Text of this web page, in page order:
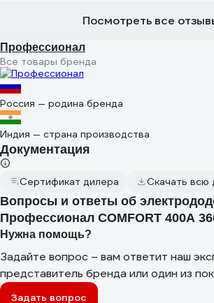
Посмотреть все
Профессионал
Все товары бренда
Россия — родина бренда
Индия — страна производства
Документация
Сертификат дилера Скачать всю
Вопросы и ответы об
Профессионал COMFORT 400А
Нужна помощь?
Задайте вопрос – вам ответит наш
представитель бренда или один из
Задать вопрос